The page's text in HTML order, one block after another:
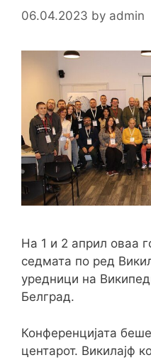
06.04.2023 by admin
На 1 и 2 април оваа
седмата по ред
уредници на
Белград.
Конференцијата
центарот. Викилајф